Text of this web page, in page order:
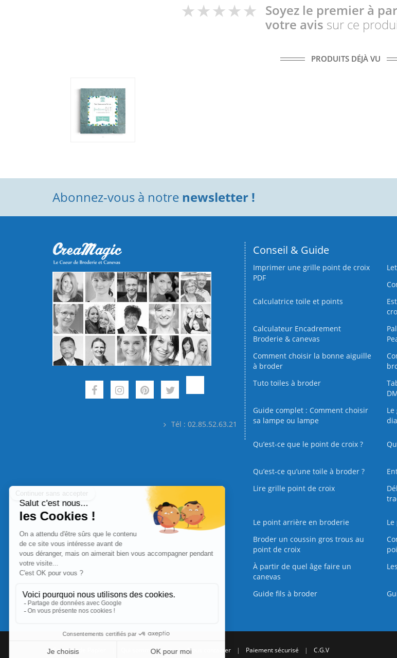
Soyez le premier à
votre avis sur ce
PRODUITS DÉJÀ VU
Abonnez-vous à notre newsletter !
Tél : 02.85.52.63.21
Conseil & Guide
Imprimer une grille point de croix
PDF
Calculatrice toile et points
Calculateur Encadrement
Broderie & canevas
Comment choisir la bonne aiguille
à broder
Tuto toiles à broder
Guide complet : Comment choisir
sa lampe ou lampe
Qu’est-ce que le point de croix ?
Qu’est‑ce qu’une toile à broder ?
Lire grille point de croix
Le point arrière en broderie
Broder un coussin gros trous au
point de croix
À partir de quel âge faire un
canevas
Guide fils à broder
Commande Papier Qui sommes nous | Nous contacter | Paiement sécurisé | C.G.V